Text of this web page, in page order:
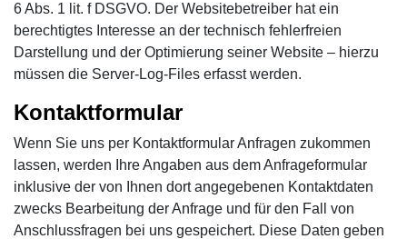
6 Abs. 1 lit. f DSGVO. Der Websitebetreiber hat ein
berechtigtes Interesse an der technisch fehlerfreien
Darstellung und der Optimierung seiner Website – hierzu
müssen die Server-Log-Files erfasst werden.
Kontaktformular
Wenn Sie uns per Kontaktformular Anfragen zukommen
lassen, werden Ihre Angaben aus dem Anfrageformular
inklusive der von Ihnen dort angegebenen Kontaktdaten
zwecks Bearbeitung der Anfrage und für den Fall von
Anschlussfragen bei uns gespeichert. Diese Daten geben